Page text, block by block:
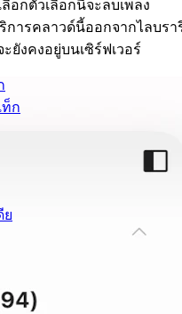
ก
ย
อกตัวเลือกนี้จะลบเพลง
การคลาวด์นี้ออกจากไลบรา
ยังคงอยู่บนเซิร์ฟเวอร์